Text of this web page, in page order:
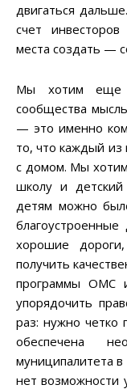
двигаться
счет
места создать —
Мы хотим еще
сообщества
— это именно
то, что каждый
с домом. Мы хотим
школу и
детям можно
хорошие
получить
программы ОМС
упорядочить
раз: нужно четко
обеспечена
муниципалитета
нет возможности